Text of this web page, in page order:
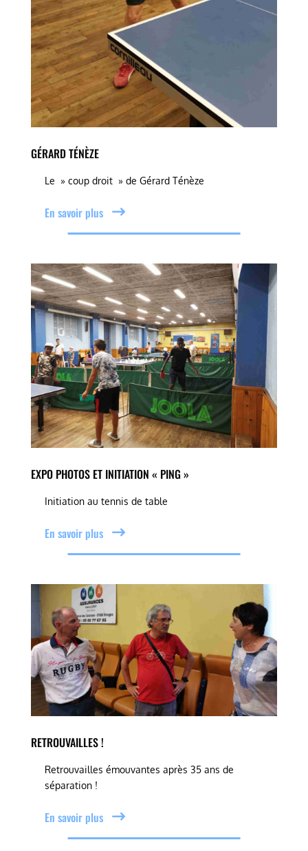
GÉRARD TÉNÈZE
Le » coup droit » de Gérard Ténèze
En savoir plus
EXPO PHOTOS ET INITIATION « PING »
Initiation au tennis de table
En savoir plus
RETROUVAILLES !
Retrouvailles émouvantes après 35 ans de
séparation !
En savoir plus